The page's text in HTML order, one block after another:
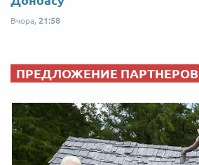
Вчора, 21:58
ПРЕДЛОЖЕНИЕ ПАРТНЕРОВ